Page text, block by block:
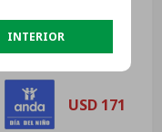
77 Karaoke
Bluetooth 40w
USD 219
USD 171
INTERIOR